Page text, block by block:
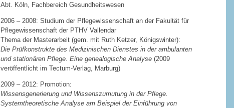
Abt. Köln, Fachbereich Gesundheitswesen
2006 – 2008: Studium der Pflegewissenschaft an der Fakultät für
Pflegewissenschaft der PTHV Vallendar
Thema der Masterarbeit (gem. mit Ruth Ketzer, Königswinter):
Die Prüfkonstrukte des Medizinischen Dienstes in der ambulanten
und stationären Pflege. Eine genealogische Analyse (2009
veröffentlicht im Tectum-Verlag, Marburg)
2009 – 2012: Promotion:
Wissensgenerierung und Wissenszumutung in der Pflege.
Systemtheoretische Analyse am Beispiel der Einführung von